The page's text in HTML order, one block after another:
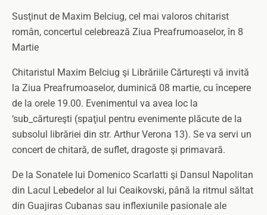
Susţinut de Maxim Belciug, cel mai valoros chitarist
român, concertul celebrează Ziua Preafrumoaselor, în 8
Martie
Chitaristul Maxim Belciug şi Librăriile Cărtureşti vă invită
la Ziua Preafrumoaselor, duminică 08 martie, cu începere
de la orele 19.00. Evenimentul va avea loc la
‘sub_cărtureşti (spaţiul pentru evenimente plăcute de la
subsolul librăriei din str. Arthur Verona 13). Se va servi un
concert de chitară, de suflet, dragoste şi primavară.
De la Sonatele lui Domenico Scarlatti şi Dansul Napolitan
din Lacul Lebedelor al lui Ceaikovski, până la ritmul săltat
din Guajiras Cubanas sau inflexiunile pasionale ale